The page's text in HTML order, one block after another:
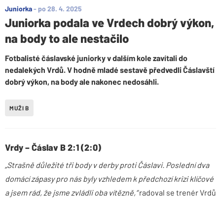
Juniorka-po 28. 4. 2025
Juniorka podala ve Vrdech dobrý výkon,
na body to ale nestačilo
Fotbalisté čáslavské juniorky v dalším kole zavítali do
nedalekých Vrdů. V hodně mladé sestavě předvedli Čáslavští
dobrý výkon, na body ale nakonec nedosáhli.
MUŽI B
Vrdy – Čáslav B 2:1 (2:0)
„Strašně důležité tři body v derby proti Čáslavi. Poslední dva
domácí zápasy pro nás byly vzhledem k předchozí krizi klíčové
a jsem rád, že jsme zvládli oba vítězně,“radoval se trenér Vrdů